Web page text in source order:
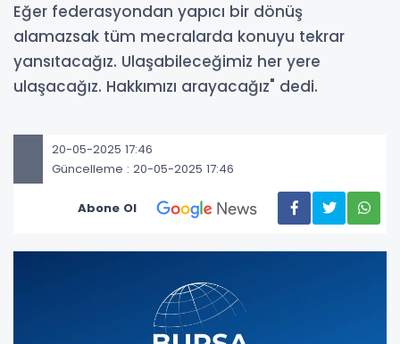
Eğer federasyondan yapıcı bir dönüş
alamazsak tüm mecralarda konuyu tekrar
yansıtacağız. Ulaşabileceğimiz her yere
ulaşacağız. Hakkımızı arayacağız" dedi.
20-05-2025 17:46
Güncelleme : 20-05-2025 17:46
Abone Ol